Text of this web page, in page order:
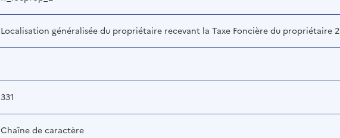
Localisation généralisée du propriétaire recevant la Taxe Foncière du propriétaire 2
331
Chaîne de caractère